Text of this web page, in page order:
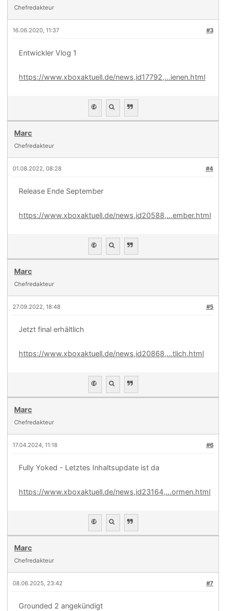
Chefredakteur
#3
16.06.2020, 11:37
Entwickler Vlog 1
https://www.xboxaktuell.de/news,id17792,...ienen.html
Marc
Chefredakteur
#4
01.08.2022, 08:28
Release Ende September
https://www.xboxaktuell.de/news,id20588,...ember.html
Marc
Chefredakteur
#5
27.09.2022, 18:48
Jetzt final erhältlich
https://www.xboxaktuell.de/news,id20868,...tlich.html
Marc
Chefredakteur
#6
17.04.2024, 11:18
Fully Yoked - Letztes Inhaltsupdate ist da
https://www.xboxaktuell.de/news,id23164,...ormen.html
Marc
Chefredakteur
#7
08.06.2025, 23:42
Grounded 2 angekündigt